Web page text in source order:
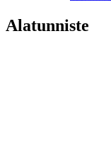
Alatunniste